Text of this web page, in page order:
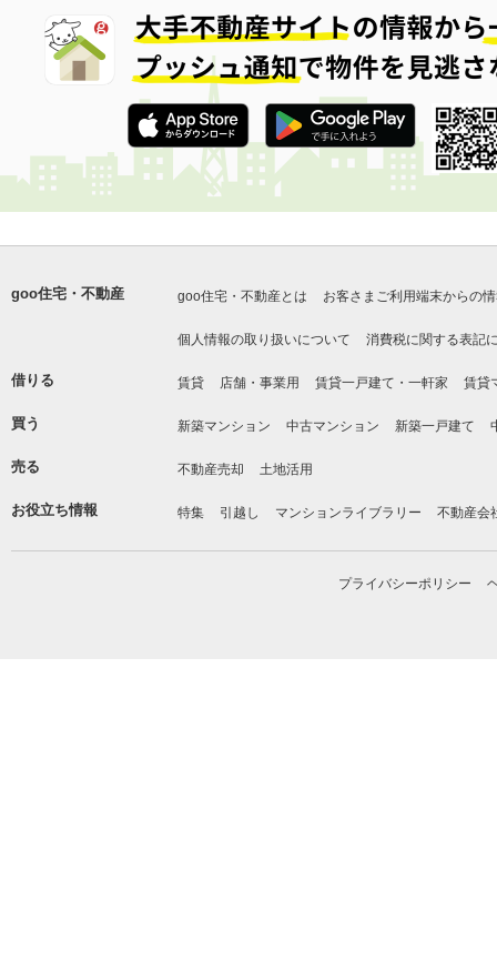
goo住宅・不動産 goo住宅・不動産とは お客さまご利用端末からの
個人情報の取り扱いについて 消費税に関する表記
借りる 賃貸 店舗・事業用 賃貸一戸建て・一軒家 賃貸
買う 新築マンション 中古マンション 新築一戸建て
売る 不動産売却 土地活用
お役立ち情報 特集 引越し マンションライブラリー 不動産会
プライバシーポリシー